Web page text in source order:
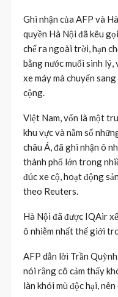
Ghi nhận của AFP và
quyền Hà Nội đã kêu
chế ra ngoài trời, hạn
bằng nước muối sinh lý,
xe máy mà chuyển
cộng.
Việt Nam, vốn là một
khu vực và nằm số
châu Á, đã ghi nhận ô
thành phố lớn trong
đúc xe cộ, hoạt động
theo Reuters.
Hà Nội đã được IQAir
ô nhiễm nhất thế giới
AFP dẫn lời Trần
nói rằng cô cảm thấy
làn khói mù độc hại,